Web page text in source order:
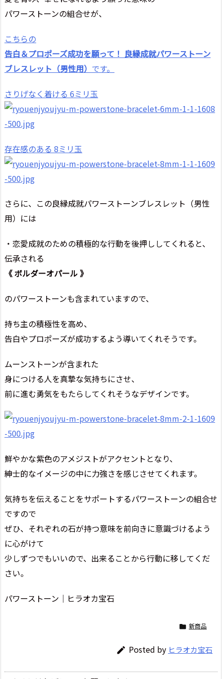
パワーストーンの組合せが、
こちらの
告白＆プロポーズ成功を願って！ 良縁成就パワーストーン
ブレスレット（男性用） です。
さりげなく着ける 6ミリ玉
存在感のある 8ミリ玉
さらに、この良縁成就パワーストーンブレスレット（男性
用）には
・恋愛成就のための積極的な行動を後押ししてくれると、
伝承される
《 ボルダーオパール 》
のパワーストーンも含まれていますので、
持ち主の積極性を高め、
告白やプロポーズが成功するよう導いてくれそうです。
ムーンストーンが含まれた
身につける人を真摯な気持ちにさせ、
前に進む勇気をもたらしてくれそうなデザインです。
鮮やかな紫色のアメジストがアクセントとなり、
紳士的なイメージの中に力強さを感じさせてくれます。
気持ちを伝えることをサポートするパワーストーンの組合せ
ですので
ぜひ、それぞれの石が持つ意味を前向きに意識づけるよう
に心がけて
少しずつでもいいので、出来ることから行動に移してくだ
さい。
パワーストーン｜ヒラオカ宝石
 新商品
 Posted by ヒラオカ宝石